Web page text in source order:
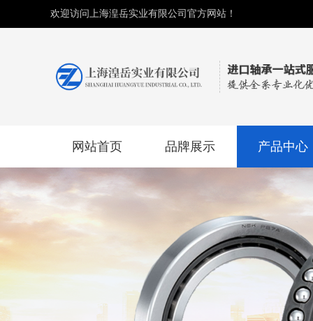
欢迎访问上海湟岳实业有限公司官方网站！
网站首页 品牌展示 产品中心